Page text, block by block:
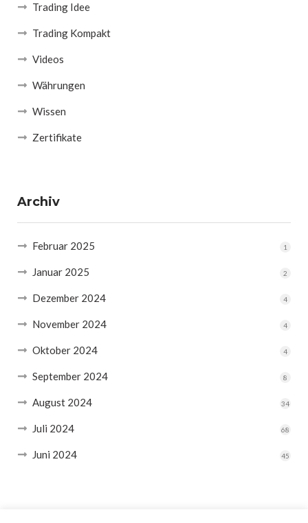
Trading Idee
Trading Kompakt
Videos
Währungen
Wissen
Zertifikate
Archiv
Februar 2025 1
Januar 2025 2
Dezember 2024 4
November 2024 4
Oktober 2024 4
September 2024 8
August 2024 34
Juli 2024 68
Juni 2024 45